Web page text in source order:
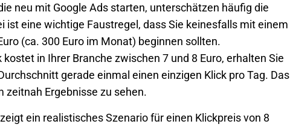
neu mit Google Ads starten, unterschätzen häufig die
ist eine wichtige Faustregel, dass Sie keinesfalls mit einem
(ca. 300 Euro im Monat) beginnen sollten.
in Ihrer Branche zwischen 7 und 8 Euro, erhalten Sie
gerade einmal einen einzigen Klick pro Tag. Das
zeitnah Ergebnisse zu sehen.
ein realistisches Szenario für einen Klickpreis von 8